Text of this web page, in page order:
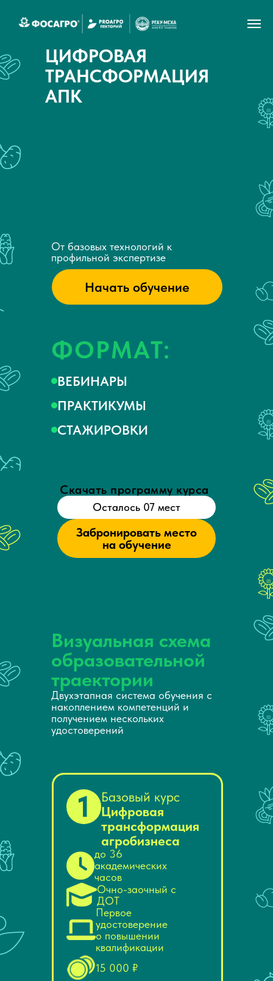
ЦИФРОВАЯ
ТРАНСФОРМАЦИЯ
АПК
Начать обучение
ПРОГРАММА ПОВЫШЕНИЯ
КВАЛИФИКАЦИИ
От базовых технологий к
профильной экспертизе
ФОРМАТ:
ВЕБИНАРЫ
ПРАКТИКУМЫ
СТАЖИРОВКИ
Скачать программу курса
Осталось 07 мест
Забронировать место
на обучение
1
Базовый курс
Цифровая
трансформация
агробизнеса
до 36
академических
часов
Очно-заочный с
ДОТ
Первое
удостоверение
о повышении
квалификации
15 000 ₽
Визуальная схема
образовательной
траектории
Двухэтапная система обучения с
накоплением компетенций и
получением нескольких
удостоверений